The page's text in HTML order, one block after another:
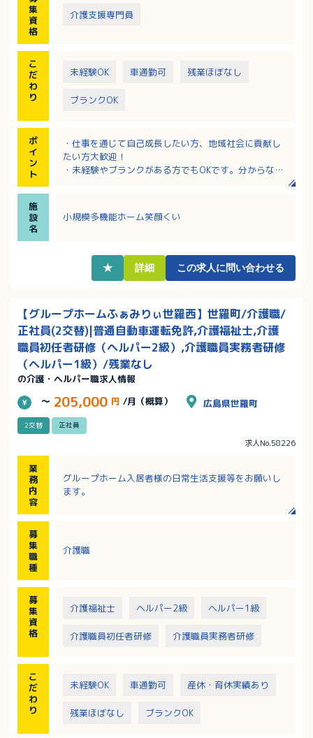
集
資
格
介護支援専門員
こ
だ
わ
り
未経験OK 車通勤可 残業ほぼなし
ブランクOK
ポ
イ
ン
ト
・仕事を通じて自己成長したい方、地域社会に貢献し
たい方大歓迎！
・未経験やブランクがある方でもOKです。分からない
チベーションアップにもつながります！
・日勤のみで、基本残業なし！シフト制なので平日休
施
設
名
小規模多機能ホーム笑顔くい
★ 詳細 この求人に問い合わせる
【グループホームふぁみりぃ世羅西】世羅町/介護職/
正社員(2交替)|普通自動車運転免許,介護福祉士,介護
職員初任者研修（ヘルパー2級）,介護職員実務者研修
（ヘルパー1級）/残業なし
の介護・ヘルパー職求人情報
～ 205,000 円 /月（概算） 広島県世羅町
2交替 正社員
求人No.58226
業
務
内
容
グループホーム入居者様の日常生活支援等をお願いし
ます。
募
集
職
種
介護職
募
集
資
格
介護福祉士 ヘルパー2級 ヘルパー1級
介護職員初任者研修 介護職員実務者研修
こ
だ
わ
り
未経験OK 車通勤可 産休・育休実績あり
残業ほぼなし ブランクOK